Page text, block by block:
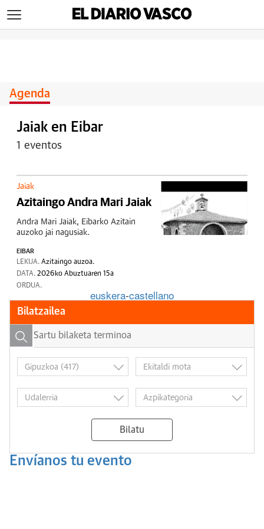
Agenda
Jaiak en Eibar
1 eventos
Jaiak
Azitaingo Andra Mari Jaiak
Andra Mari Jaiak, Eibarko Azitain
auzoko jai nagusiak.
EIBAR
LEKUA. Azitaingo auzoa.
DATA. 2026ko Abuztuaren 15a
ORDUA.
euskera-castellano
Bilatzailea
Bilatu
Envíanos tu evento